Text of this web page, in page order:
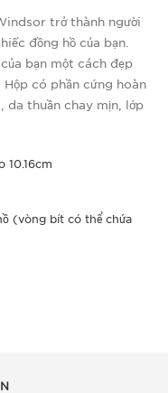
trở thành người
đồng hồ của bạn.
bạn một cách đẹp
có phần cứng hoàn
da thuần chay mịn, lớp
10.16cm
(vòng bít có thể chứa